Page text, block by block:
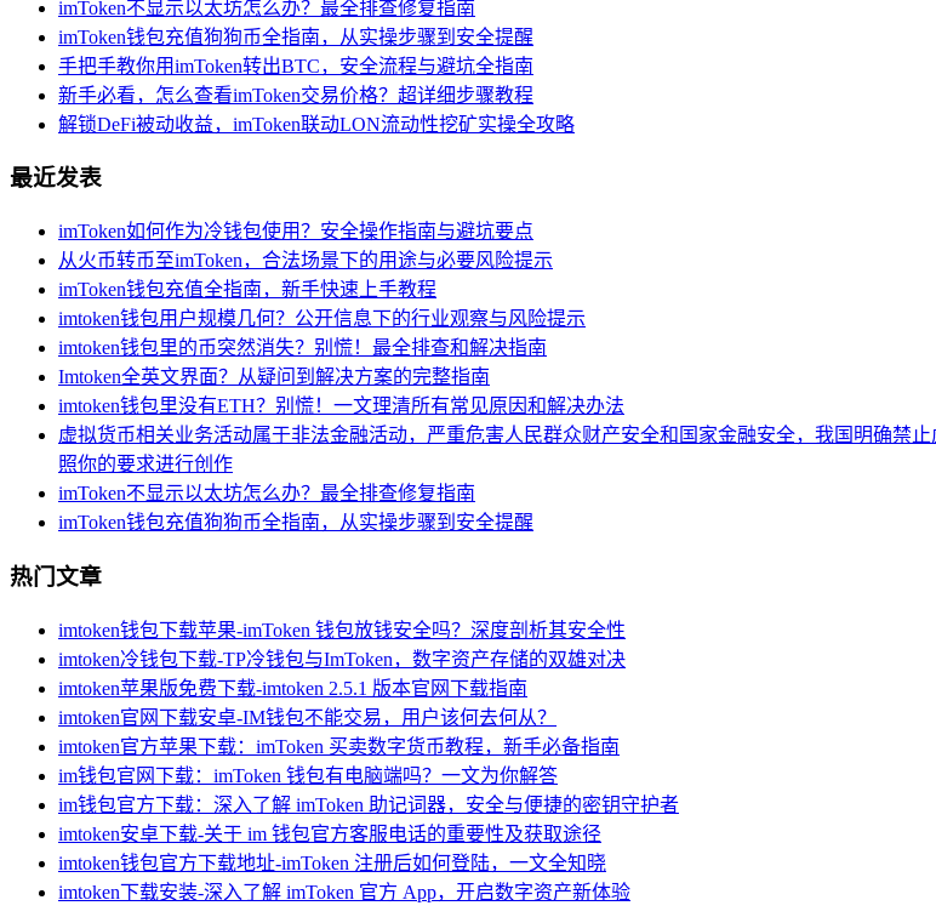
imToken不显示以太坊怎么办？最全排查修复指南
imToken钱包充值狗狗币全指南，从实操步骤到安全提醒
手把手教你用imToken转出BTC，安全流程与避坑全指南
新手必看，怎么查看imToken交易价格？超详细步骤教程
解锁DeFi被动收益，imToken联动LON流动性挖矿实操全攻略
最近发表
imToken如何作为冷钱包使用？安全操作指南与避坑要点
从火币转币至imToken，合法场景下的用途与必要风险提示
imToken钱包充值全指南，新手快速上手教程
imtoken钱包用户规模几何？公开信息下的行业观察与风险提示
imtoken钱包里的币突然消失？别慌！最全排查和解决指南
Imtoken全英文界面？从疑问到解决方案的完整指南
imtoken钱包里没有ETH？别慌！一文理清所有常见原因和解决办法
虚拟货币相关业务活动属于非法金融活动，严重危害人民群众财产安全和国家金融安全，我国明确禁
照你的要求进行创作
imToken不显示以太坊怎么办？最全排查修复指南
imToken钱包充值狗狗币全指南，从实操步骤到安全提醒
热门文章
imtoken钱包下载苹果-imToken 钱包放钱安全吗？深度剖析其安全性
imtoken冷钱包下载-TP冷钱包与ImToken，数字资产存储的双雄对决
imtoken苹果版免费下载-imtoken 2.5.1 版本官网下载指南
imtoken官网下载安卓-IM钱包不能交易，用户该何去何从？
imtoken官方苹果下载：imToken 买卖数字货币教程，新手必备指南
im钱包官网下载：imToken 钱包有电脑端吗？一文为你解答
im钱包官方下载：深入了解 imToken 助记词器，安全与便捷的密钥守护者
imtoken安卓下载-关于 im 钱包官方客服电话的重要性及获取途径
imtoken钱包官方下载地址-imToken 注册后如何登陆，一文全知晓
imtoken下载安装-深入了解 imToken 官方 App，开启数字资产新体验